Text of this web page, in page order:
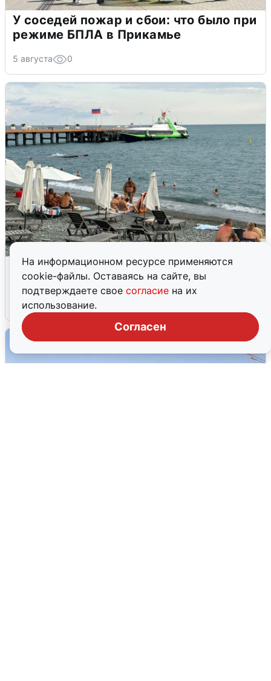
На информационном ресурсе применяются
cookie-файлы. Оставаясь на сайте, вы
подтверждаете свое согласие на их
использование.
Согласен
У соседей пожар и сбои: что было при
режиме БПЛА в Прикамье
5 августа 0
Жители и туристы Сочи рассказали
об атаке БПЛА 5 августа
5 августа 0